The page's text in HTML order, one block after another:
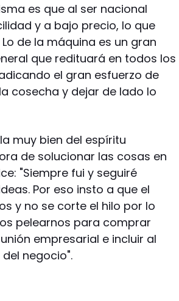
es que al ser nacional
y a bajo precio, lo que
de la máquina es un gran
que redituará en todos los
el gran esfuerzo de
cosecha y dejar de lado lo
muy bien del espíritu
de solucionar las cosas en
"Siempre fui y seguiré
Por eso insto a que el
y no se corte el hilo por lo
pelearnos para comprar
empresarial e incluir al
negocio".